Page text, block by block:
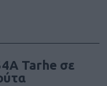
Tarhe σε